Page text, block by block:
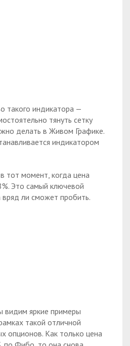
такого индикатора —
тянуть сетку
делать в Живом Графике.
индикатором
тот момент, когда цена
Это самый ключевой
ли сможет пробить.
яркие примеры
такой отличной
опционов. Как только цена